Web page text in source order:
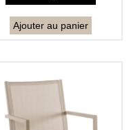
Ajouter au panier